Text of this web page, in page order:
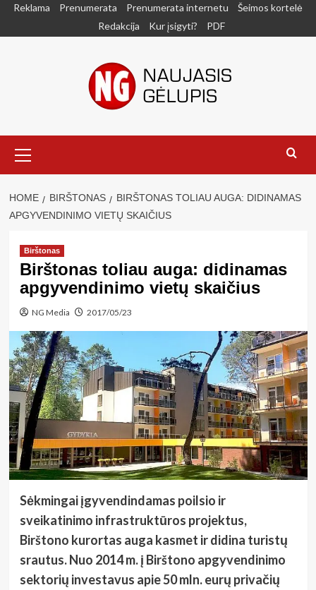
SkipReklama Prenumerata Prenumerata internetu
Šeimos kortelė
Redakcija
Kur įsigyti? PDF
Menu
HOME BIRŠTONAS
BIRŠTONAS TOLIAU AUGA: DIDINAMAS
APGYVENDINIMO VIETŲ SKAIČIUS
Birštonas
Birštonas toliau auga: didinamas
apgyvendinimo vietų skaičius
NG Media 2017/05/23
Sėkmingai įgyvendindamas poilsio ir
sveikatinimo infrastruktūros projektus,
Birštono kurortas auga kasmet ir didina turistų
srautus. Nuo 2014 m. į Birštono apgyvendinimo
sektorių investavus apie 50 mln. eurų privačių